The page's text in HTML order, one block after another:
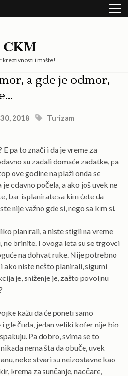
CKM
kreativnosti i mašte!
a gde je odmor,
30, 2018 Turizam
E pa to znači i da je vreme za
su zadali domaće zadatke, pa
ove godine na plaži onda se
odavno počela, a ako još uvek ne
bar isplanirate sa kim ćete da
nije važno gde si, nego sa kim si.
planirali, a niste stigli na vreme
ne brinite. I ovoga leta su se trgovci
na dohvat ruke. Nije potrebno
ako niste nešto planirali, sigurni
je, sniženje je, zašto povoljnu
kažu da će poneti samo
gle čuda, jedan veliki kofer nije bio
Pa dobro, svima se to
nema šta da obuče, uvek
neke stvari su neizostavne kao
krema za sunčanje, naočare,